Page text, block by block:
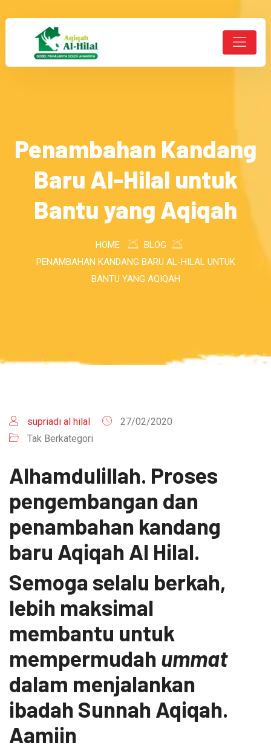
Penambahan Kandang
Baru Al-Hilal untuk
Bantu yang Aqiqah
HOME
BLOG
PENAMBAHAN KANDANG BARU AL-HILAL UNTUK
BANTU YANG AQIQAH
supriadi al hilal
27/02/2020
Tak Berkategori
Alhamdulillah. Proses
pengembangan dan
penambahan kandang
baru Aqiqah Al Hilal.
Semoga selalu berkah,
lebih maksimal
membantu untuk
mempermudah ummat
dalam menjalankan
ibadah Sunnah Aqiqah.
Aamiin